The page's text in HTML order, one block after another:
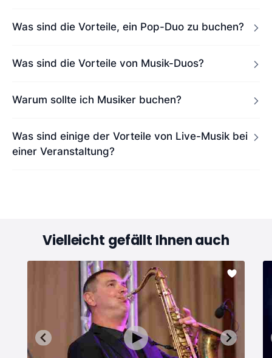
Was sind die Vorteile, ein Pop-Duo zu buchen?
Was sind die Vorteile von Musik-Duos?
Warum sollte ich Musiker buchen?
Was sind einige der Vorteile von Live-Musik bei
einer Veranstaltung?
Vielleicht gefällt Ihnen auch